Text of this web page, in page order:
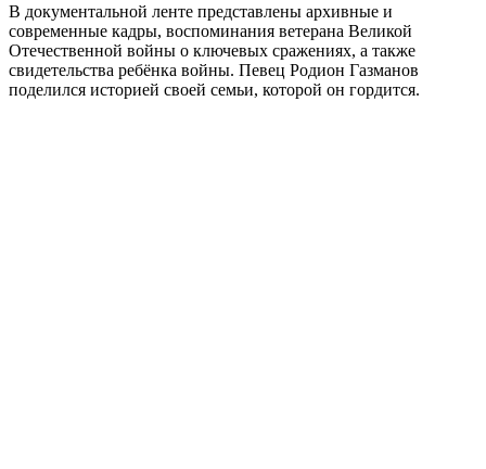
В документальной ленте представлены архивные и
современные кадры, воспоминания ветерана Великой
Отечественной войны о ключевых сражениях, а также
свидетельства ребёнка войны. Певец Родион Газманов
поделился историей своей семьи, которой он гордится.